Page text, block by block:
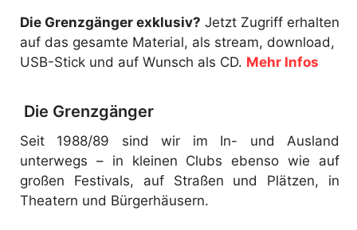
Die Grenzgänger exklusiv? Jetzt Zugriff erhalten
auf das gesamte Material, als stream, download,
USB-Stick und auf Wunsch als CD. Mehr Infos
Die Grenzgänger
Seit 1988/89 sind wir im In- und Ausland
unterwegs – in kleinen Clubs ebenso wie auf
großen Festivals, auf Straßen und Plätzen, in
Theatern und Bürgerhäusern.